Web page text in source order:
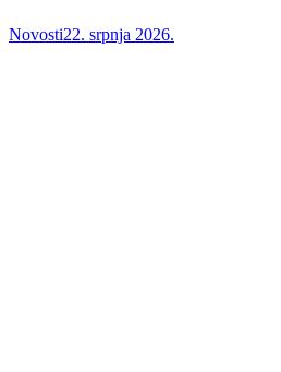
Novosti22. srpnja 2026.